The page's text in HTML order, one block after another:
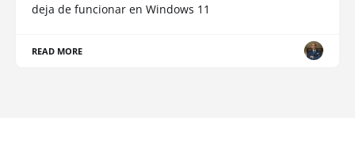
deja de funcionar en Windows 11
READ MORE